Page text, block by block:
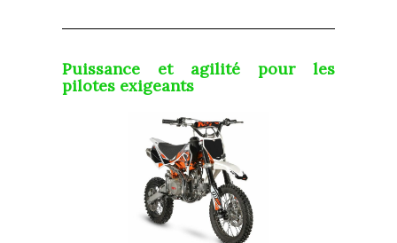
Puissance et agilité pour les
pilotes exigeants